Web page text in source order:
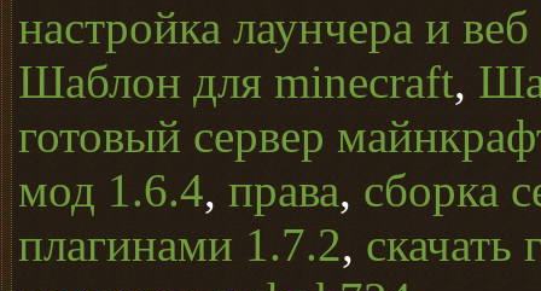
настройка лаунчера и веб
Шаблон для minecraft,
готовый сервер
мод 1.6.4, права, сборка
плагинами 1.7.2, скачать